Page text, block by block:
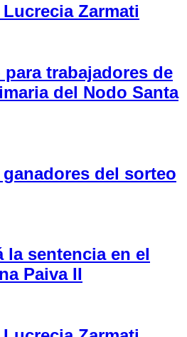
Zarmati
trabajadores de
del Nodo Santa
del sorteo
la sentencia en el
Paiva II